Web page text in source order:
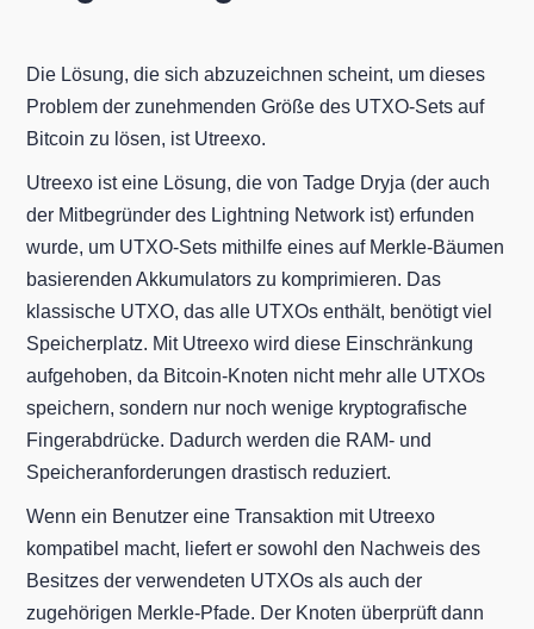
Die Lösung, die sich abzuzeichnen scheint, um dieses
Problem der zunehmenden Größe des UTXO-Sets auf
Bitcoin zu lösen, ist Utreexo.
Utreexo ist eine Lösung, die von Tadge Dryja (der auch
der Mitbegründer des Lightning Network ist) erfunden
wurde, um UTXO-Sets mithilfe eines auf Merkle-Bäumen
basierenden Akkumulators zu komprimieren. Das
klassische UTXO, das alle UTXOs enthält, benötigt viel
Speicherplatz. Mit Utreexo wird diese Einschränkung
aufgehoben, da Bitcoin-Knoten nicht mehr alle UTXOs
speichern, sondern nur noch wenige kryptografische
Fingerabdrücke. Dadurch werden die RAM- und
Speicheranforderungen drastisch reduziert.
Wenn ein Benutzer eine Transaktion mit Utreexo
kompatibel macht, liefert er sowohl den Nachweis des
Besitzes der verwendeten UTXOs als auch der
zugehörigen Merkle-Pfade. Der Knoten überprüft dann